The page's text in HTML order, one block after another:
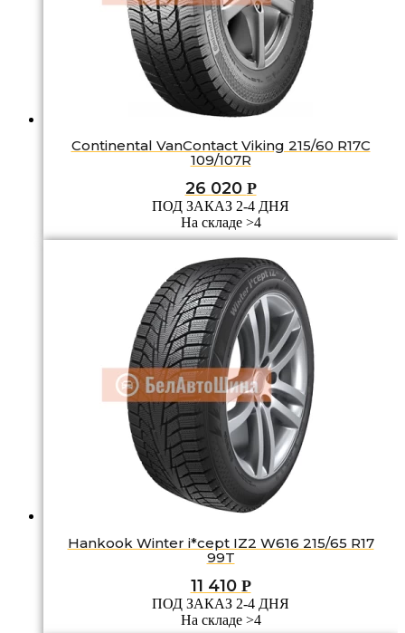
Continental VanContact Viking 215/60 R17C
109/107R
26 020 Р
ПОД ЗАКАЗ 2-4 ДНЯ
На складе >4
Hankook Winter i*cept IZ2 W616 215/65 R17
99T
11 410 Р
ПОД ЗАКАЗ 2-4 ДНЯ
На складе >4